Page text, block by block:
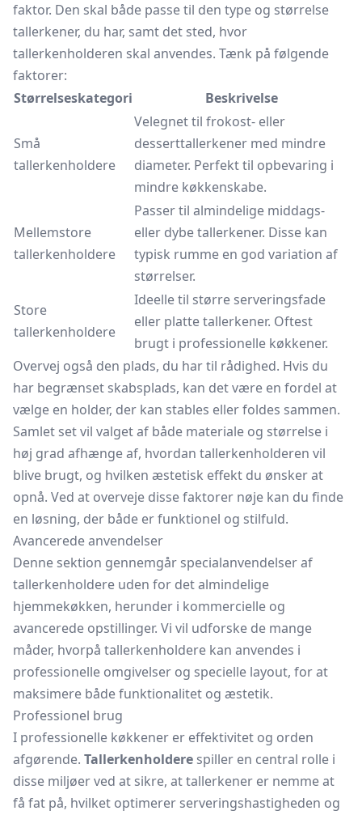
faktor. Den skal både passe til den type og størrelse
tallerkener, du har, samt det sted, hvor
tallerkenholderen skal anvendes. Tænk på følgende
faktorer:
Størrelseskategori
Beskrivelse
Små
tallerkenholdere
Velegnet til frokost- eller
desserttallerkener med mindre
diameter. Perfekt til opbevaring i
mindre køkkenskabe.
Mellemstore
tallerkenholdere
Passer til almindelige middags-
eller dybe tallerkener. Disse kan
typisk rumme en god variation af
størrelser.
Store
tallerkenholdere
Ideelle til større serveringsfade
eller platte tallerkener. Oftest
brugt i professionelle køkkener.
Overvej også den plads, du har til rådighed. Hvis du
har begrænset skabsplads, kan det være en fordel at
vælge en holder, der kan stables eller foldes sammen.
Samlet set vil valget af både materiale og størrelse i
høj grad afhænge af, hvordan tallerkenholderen vil
blive brugt, og hvilken æstetisk effekt du ønsker at
opnå. Ved at overveje disse faktorer nøje kan du finde
en løsning, der både er funktionel og stilfuld.
Avancerede anvendelser
Denne sektion gennemgår specialanvendelser af
tallerkenholdere uden for det almindelige
hjemmekøkken, herunder i kommercielle og
avancerede opstillinger. Vi vil udforske de mange
måder, hvorpå tallerkenholdere kan anvendes i
professionelle omgivelser og specielle layout, for at
maksimere både funktionalitet og æstetik.
Professionel brug
I professionelle køkkener er effektivitet og orden
afgørende. Tallerkenholdere spiller en central rolle i
disse miljøer ved at sikre, at tallerkener er nemme at
få fat på, hvilket optimerer serveringshastigheden og